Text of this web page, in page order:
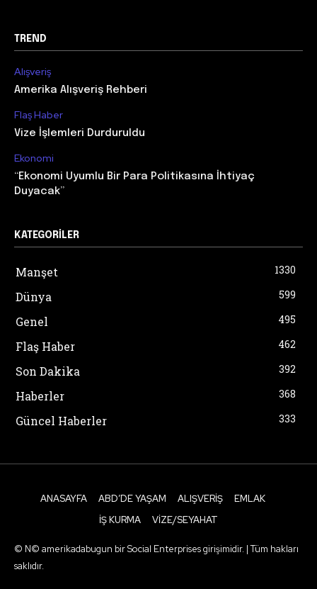
TREND
Alışveriş
Amerika Alışveriş Rehberi
Flaş Haber
Vize İşlemleri Durduruldu
Ekonomi
“Ekonomi Uyumlu Bir Para Politikasına İhtiyaç
Duyacak”
KATEGORILER
Manşet 1330
Dünya 599
Genel 495
Flaş Haber 462
Son Dakika 392
Haberler 368
Güncel Haberler 333
ANASAYFA ABD’DE YAŞAM ALIŞVERIŞ
EMLAK
İŞ KURMA
VIZE/SEYAHAT
© N© amerikadabugun bir Social Enterprises girişimidir. | Tüm hakları
saklıdır.